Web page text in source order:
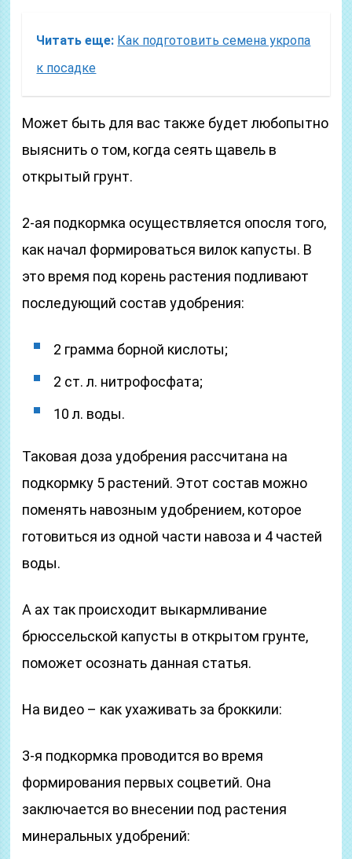
Читать еще: Как подготовить семена укропа
к посадке
Может быть для вас также будет любопытно
выяснить о том, когда сеять щавель в
открытый грунт.
2-ая подкормка осуществляется опосля того,
как начал формироваться вилок капусты. В
это время под корень растения подливают
последующий состав удобрения:
2 грамма борной кислоты;
2 ст. л. нитрофосфата;
10 л. воды.
Таковая доза удобрения рассчитана на
подкормку 5 растений. Этот состав можно
поменять навозным удобрением, которое
готовиться из одной части навоза и 4 частей
воды.
А ах так происходит выкармливание
брюссельской капусты в открытом грунте,
поможет осознать данная статья.
На видео – как ухаживать за броккили:
3-я подкормка проводится во время
формирования первых соцветий. Она
заключается во внесении под растения
минеральных удобрений: